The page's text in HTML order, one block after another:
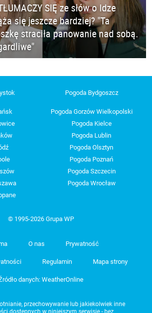
SIĘ ze słów o Idze
się jeszcze bardziej? "Ta
straciła panowanie nad sobą.
Pogoda Bydgoszcz
Pogoda Gorzów Wielkopolski
Pogoda Kielce
Pogoda Lublin
Pogoda Olsztyn
Pogoda Poznań
Pogoda Szczecin
Pogoda Wrocław
© 1995-2026 Grupa WP
O nas Prywatność
Regulamin Mapa strony
danych: WeatherOnline
przechowywanie lub jakiekolwiek inne
dostępnych w niniejszym serwisie - bez